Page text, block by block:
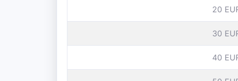
20
30
40